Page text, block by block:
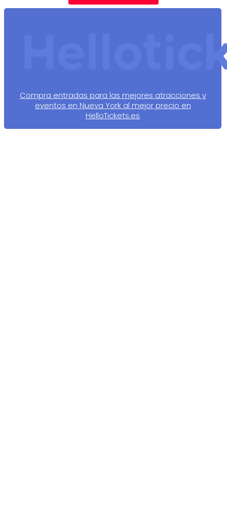
Compra entradas para las mejores atracciones y
eventos en Nueva York al mejor precio en
HelloTickets.es